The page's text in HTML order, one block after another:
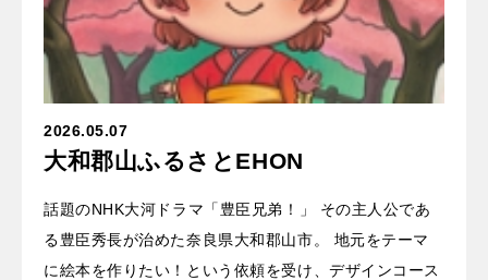
2026.05.07
大和郡山ふるさとEHON
話題のNHK大河ドラマ「豊臣兄弟！」 その主人公であ
る豊臣秀長が治めた奈良県大和郡山市。 地元をテーマ
に絵本を作りたい！という依頼を受け、デザインコース